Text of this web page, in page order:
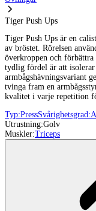
Tiger Push Ups
Tiger Push Ups är en
av bröstet. Rörelsen
överkroppen och
tydlig fördel är att isolerar
armbågshävningsvariant
tvinga fram en
kvalitet i varje repetition
Typ:PressSvårighetsgrad:
Utrustning:Golv
Muskler:Triceps